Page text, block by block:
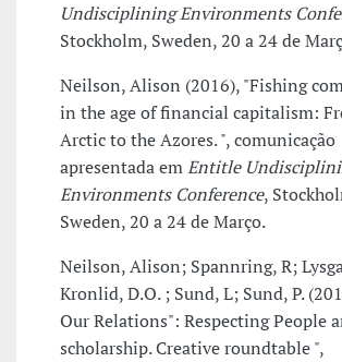
Undisciplining Environments
Stockholm, Sweden, 20 a 24 de
Neilson, Alison (2016), "Fishing
in the age of financial capitalism:
Arctic to the Azores. ", comunicação
apresentada emEntitle
Environments Conference,
Sweden, 20 a 24 de Março.
Neilson, Alison; Spannring, R;
Kronlid, D.O. ; Sund, L; Sund, P.
Our Relations": Respecting People
scholarship. Creative roundtable ",